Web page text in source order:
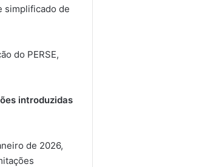
simplificado de
do PERSE,
introduzidas
de 2026,